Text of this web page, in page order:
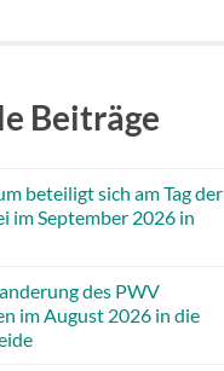
Beiträge
beteiligt sich am Tag der
im September 2026 in
des PWV
im August 2026 in die